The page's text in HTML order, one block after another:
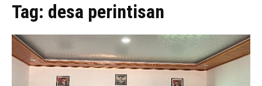
Tag: desa perintisan